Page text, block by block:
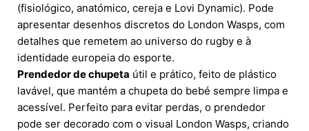
(fisiológico, anatómico, cereja e Lovi Dynamic). Pode
apresentar desenhos discretos do London Wasps, com
detalhes que remetem ao universo do rugby e à
identidade europeia do esporte.
Prendedor de chupeta útil e prático, feito de plástico
lavável, que mantém a chupeta do bebé sempre limpa e
acessível. Perfeito para evitar perdas, o prendedor
pode ser decorado com o visual London Wasps, criando